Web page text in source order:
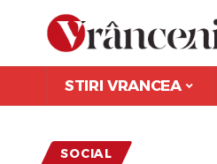
STIRI VRANCEA
SOCIAL